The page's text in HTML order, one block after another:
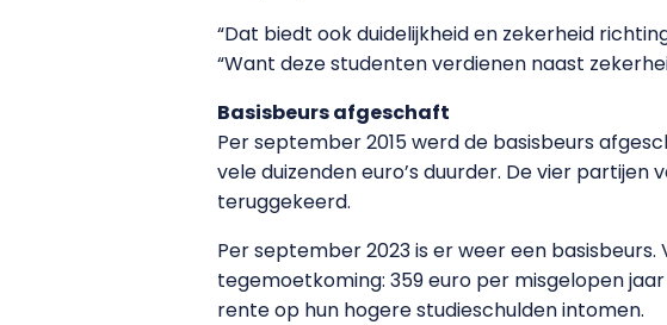
“Dat biedt ook duidelijkheid en zekerheid
“Want deze studenten verdienen naast
Basisbeurs afgeschaft
Per september 2015 werd de basisbeurs
vele duizenden euro’s duurder. De vier partijen
teruggekeerd.
Per september 2023 is er weer een
tegemoetkoming: 359 euro per misgelopen
rente op hun hogere studieschulden intomen.